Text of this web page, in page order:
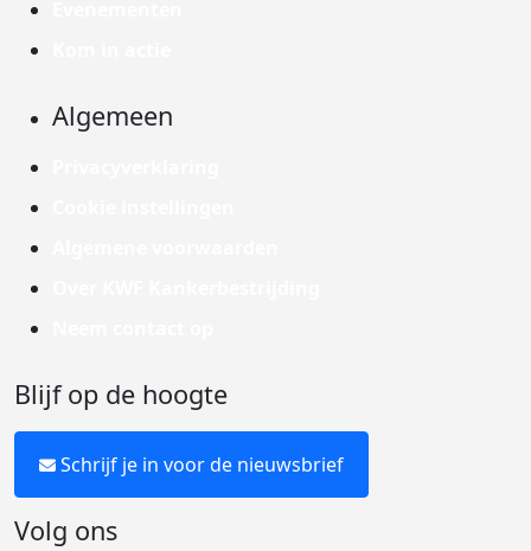
Algemeen
Blijf op de hoogte
Schrijf je in voor de nieuwsbrief
Volg ons